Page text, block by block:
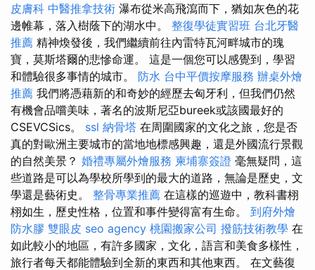
皮膚科 中醫推拿技術 瀑布從米高飛瀉而下，猶如灰色的花
邊帷幕，落入樹蔭下的湖水中。 整復學徒實習班 台北牙醫
推薦 精神煥發後，我們繼續前往內雷特瓦河畔城市的瑰
寶，莫斯塔爾的悲慘命運。 這是一個您可以感覺到，學習
和體驗很多事情的城市。 防水 台中平價按摩服務 辦桌外燴
推薦 我們將憑藉新的和奇妙的經歷去匈牙利，但我們仍然
有機會品嚐美味，著名的波斯尼亞bureek或該國最好的
CSEVCSics。 ssl 納骨塔 在周圍國家的文化之旅，您是否
真的對歐洲主要城市的當地地標感興趣，還是外國流行景觀
的自然美景？ 婚禮專屬外燴服務 柬埔寨簽證 毫無疑問，這
些道路是可以為學校所學到的最大的道路，無論是歷史，文
學還是藝術史。 整骨專業推薦 在這樣的巡遊中，教科書栩
栩如生，歷史性格，位置和事件變得富有生命。 到府外燴
防水膠 雙眼皮 seo agency 桃園搬家公司 撥筋技術教學 在
如此較小的地區，有許多國家，文化，語言和美食多樣性，
旅行者每天都能體驗到全新的東西和其他東西。 在文藝復